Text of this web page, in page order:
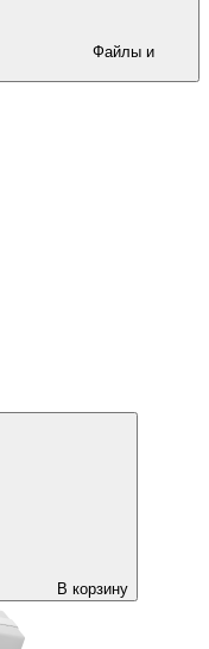
В корзину